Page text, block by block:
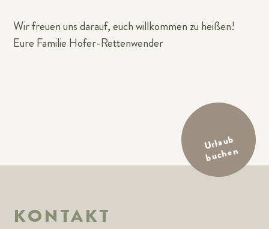
Wir freuen uns darauf, euch willkommen zu heißen!
Eure Familie Hofer-Rettenwender
KONTAKT
Url
a
u
b
b
uc
h
e
n